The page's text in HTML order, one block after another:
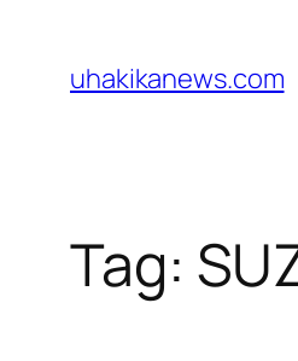
content
uhakikanews.com
Tag: